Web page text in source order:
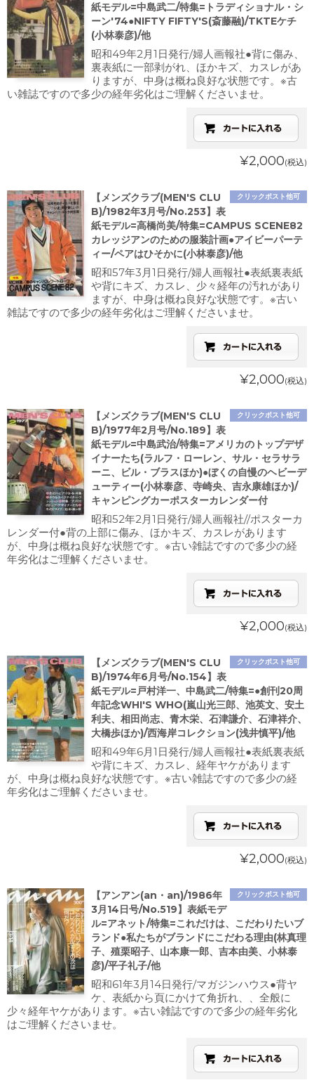
紙モデル=中島武二/特集=トラディショナル・シ
ーン'74●NIFTY FIFTY'S(斎藤融)/TKTEケチ
(小林泰彦)/他
昭和49年2月1日発行/婦人画報社●背に傷み、
裏表紙に一部剥がれ、ほかキズ、カスレがあ
りますが、中身は概ね良好な状態です。※古
い雑誌ですので多少の経年劣化はご理解くださいませ。
¥2,000(税込)
クリックポスト他可
【メンズクラブ(MEN'S CLU
B)/1982年3月号/No.253】表
紙モデル=高橋尚美/特集=CAMPUS SCENE82
カレッジアンのための服装計画●アイビーパーテ
ィー/ペアはひそかに(小林泰彦)/他
昭和57年3月1日発行/婦人画報社●表紙裏表紙
や背にキズ、カスレ、少々経年の汚れがあり
ますが、中身は概ね良好な状態です。※古い
雑誌ですので多少の経年劣化はご理解くださいませ。
¥2,000(税込)
クリックポスト他可
【メンズクラブ(MEN'S CLU
B)/1977年2月号/No.189】表
紙モデル=中島武治/特集=アメリカのトップデザ
イナーたち(ラルフ・ローレン、サル・セラサラ
ーニ、ビル・ブラスほか)●ぼくの自慢のヘビーデ
ューティー(小林泰彦、寺崎央、吉永康雄ほか)/
キャンピングカーポスターカレンダー付
昭和52年2月1日発行/婦人画報社//ポスターカ
レンダー付●背の上部に傷み、ほかキズ、カスレがあります
が、中身は概ね良好な状態です。※古い雑誌ですので多少の経
年劣化はご理解くださいませ。
¥2,000(税込)
クリックポスト他可
【メンズクラブ(MEN'S CLU
B)/1974年6月号/No.154】表
紙モデル=戸村洋一、中島武二/特集=●創刊20周
年記念WHI'S WHO(嵐山光三郎、池英文、安土
利夫、相田尚志、青木栄、石津謙介、石津祥介、
大橋歩ほか)/西海岸コレクション(浅井慎平)/他
昭和49年6月1日発行/婦人画報社●表紙裏表紙
や背にキズ、カスレ、経年ヤケがあります
が、中身は概ね良好な状態です。※古い雑誌ですので多少の経
年劣化はご理解くださいませ。
¥2,000(税込)
クリックポスト他可
【アンアン(an・an)/1986年
3月14日号/No.519】表紙モデ
ル=アネット/特集=これだけは、こだわりたいブ
ランド●私たちがブランドにこだわる理由(林真理
子、殖栗昭子、山本康一郎、吉本由美、小林泰
彦)/平子礼子/他
昭和61年3月14日発行/マガジンハウス●背ヤ
ケ、表紙から頁にかけて角折れ、、全般に
少々経年ヤケがあります。※古い雑誌ですので多少の経年劣化
はご理解くださいませ。